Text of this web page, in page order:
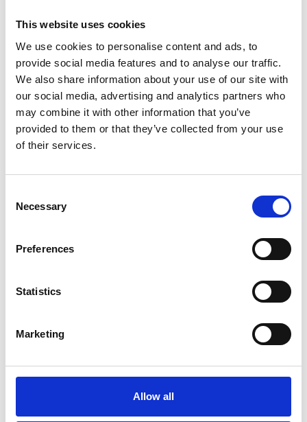
This website uses cookies
We use cookies to personalise content and ads, to
provide social media features and to analyse our traffic.
We also share information about your use of our site with
our social media, advertising and analytics partners who
may combine it with other information that you’ve
provided to them or that they’ve collected from your use
of their services.
Selection
Necessary
Preferences
Statistics
Marketing
Allow all
Christophe Blanc.
Tore Nørby Hansen
GALLERI V58 blev grundlagt i 2007 af Eigil Johansen og Ib